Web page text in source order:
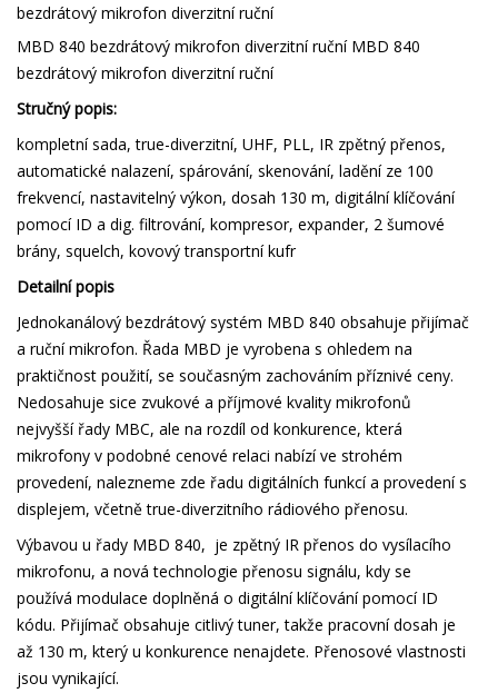
bezdrátový mikrofon diverzitní ruční
MBD 840 bezdrátový mikrofon diverzitní ruční MBD 840
bezdrátový mikrofon diverzitní ruční
Stručný popis:
kompletní sada, true-diverzitní, UHF, PLL, IR zpětný přenos,
automatické nalazení, spárování, skenování, ladění ze 100
frekvencí, nastavitelný výkon, dosah 130 m, digitální klíčování
pomocí ID a dig. filtrování, kompresor, expander, 2 šumové
brány, squelch, kovový transportní kufr
Detailní popis
Jednokanálový bezdrátový systém MBD 840 obsahuje přijímač
a ruční mikrofon. Řada MBD je vyrobena s ohledem na
praktičnost použití, se současným zachováním příznivé ceny.
Nedosahuje sice zvukové a příjmové kvality mikrofonů
nejvyšší řady MBC, ale na rozdíl od konkurence, která
mikrofony v podobné cenové relaci nabízí ve strohém
provedení, nalezneme zde řadu digitálních funkcí a provedení s
displejem, včetně true-diverzitního rádiového přenosu.
Výbavou u řady MBD 840, je zpětný IR přenos do vysílacího
mikrofonu, a nová technologie přenosu signálu, kdy se
používá modulace doplněná o digitální klíčování pomocí ID
kódu. Přijímač obsahuje citlivý tuner, takže pracovní dosah je
až 130 m, který u konkurence nenajdete. Přenosové vlastnosti
jsou vynikající.